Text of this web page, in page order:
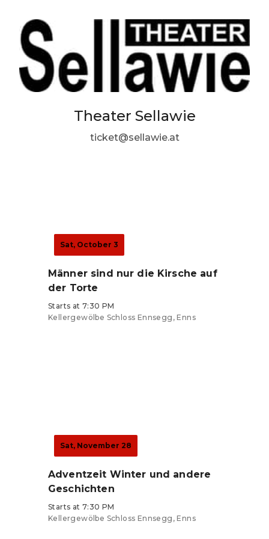
Theater Sellawie
ticket@sellawie.at
Sat, October 3
Männer sind nur die Kirsche auf
der Torte
Starts at 7:30 PM
Kellergewölbe Schloss Ennsegg, Enns
Sat, November 28
Adventzeit Winter und andere
Geschichten
Starts at 7:30 PM
Kellergewölbe Schloss Ennsegg, Enns